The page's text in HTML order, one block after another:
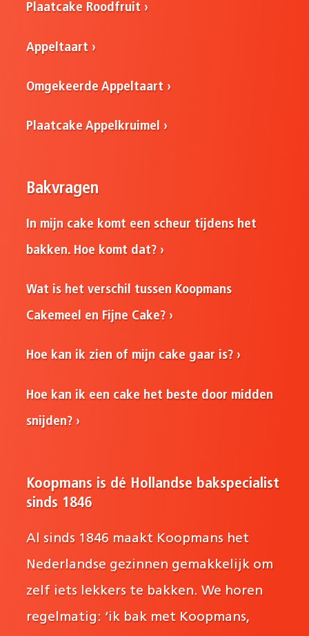
Plaatcake Roodfruit
Appeltaart
Omgekeerde Appeltaart
Plaatcake Appelkruimel
Bakvragen
In mijn cake komt een scheur tijdens het
bakken. Hoe komt dat?
Wat is het verschil tussen Koopmans
Cakemeel en Fijne Cake?
Hoe kan ik zien of mijn cake gaar is?
Hoe kan ik een cake het beste door midden
snijden?
Koopmans is dé Hollandse bakspecialist
sinds 1846
Al sinds 1846 maakt Koopmans het
Nederlandse gezinnen gemakkelijk om
zelf iets lekkers te bakken. We horen
regelmatig: ‘ik bak met Koopmans,